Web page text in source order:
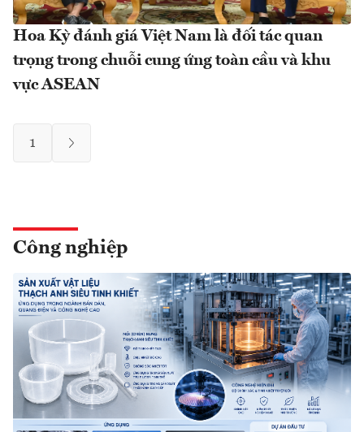
Hoa Kỳ đánh giá Việt Nam là đối tác quan
trọng trong chuỗi cung ứng toàn cầu và khu
vực ASEAN
1
Công nghiệp